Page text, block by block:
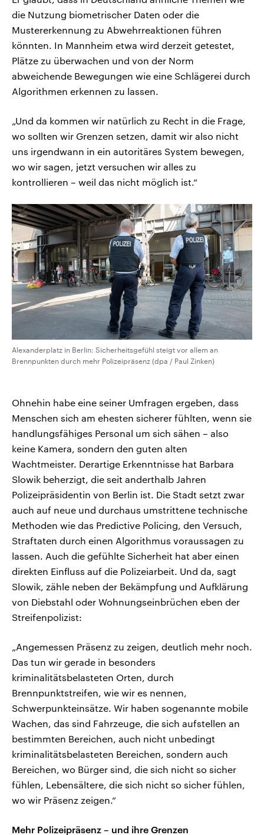
die Nutzung biometrischer Daten oder die
Mustererkennung zu Abwehrreaktionen führen
könnten. In Mannheim etwa wird derzeit getestet,
Plätze zu überwachen und von der Norm
abweichende Bewegungen wie eine Schlägerei durch
Algorithmen erkennen zu lassen.
„Und da kommen wir natürlich zu Recht in die Frage,
wo sollten wir Grenzen setzen, damit wir also nicht
uns irgendwann in ein autoritäres System bewegen,
wo wir sagen, jetzt versuchen wir alles zu
kontrollieren – weil das nicht möglich ist.“
Alexanderplatz in Berlin: Sicherheitsgefühl steigt vor allem an
Brennpunkten durch mehr Polizeipräsenz (dpa / Paul Zinken)
Ohnehin habe eine seiner Umfragen ergeben, dass
Menschen sich am ehesten sicherer fühlten, wenn sie
handlungsfähiges Personal um sich sähen – also
keine Kamera, sondern den guten alten
Wachtmeister. Derartige Erkenntnisse hat Barbara
Slowik beherzigt, die seit anderthalb Jahren
Polizeipräsidentin von Berlin ist. Die Stadt setzt zwar
auch auf neue und durchaus umstrittene technische
Methoden wie das Predictive Policing, den Versuch,
Straftaten durch einen Algorithmus voraussagen zu
lassen. Auch die gefühlte Sicherheit hat aber einen
direkten Einfluss auf die Polizeiarbeit. Und da, sagt
Slowik, zähle neben der Bekämpfung und Aufklärung
von Diebstahl oder Wohnungseinbrüchen eben der
Streifenpolizist:
„Angemessen Präsenz zu zeigen, deutlich mehr noch.
Das tun wir gerade in besonders
kriminalitätsbelasteten Orten, durch
Brennpunktstreifen, wie wir es nennen,
Schwerpunkteinsätze. Wir haben sogenannte mobile
Wachen, das sind Fahrzeuge, die sich aufstellen an
bestimmten Bereichen, auch nicht unbedingt
kriminalitätsbelasteten Bereichen, sondern auch
Bereichen, wo Bürger sind, die sich nicht so sicher
fühlen, Lebensältere, die sich nicht so sicher fühlen,
wo wir Präsenz zeigen.“
Mehr Polizeipräsenz – und ihre Grenzen